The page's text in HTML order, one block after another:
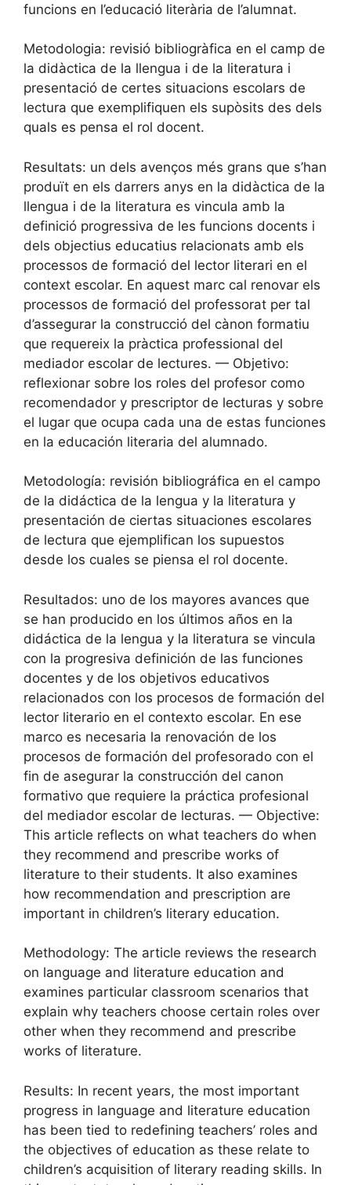
funcions en l’educació literària de l’alumnat.
Metodologia: revisió bibliogràfica en el camp de
la didàctica de la llengua i de la literatura i
presentació de certes situacions escolars de
lectura que exemplifiquen els supòsits des dels
quals es pensa el rol docent.
Resultats: un dels avenços més grans que s’han
produït en els darrers anys en la didàctica de la
llengua i de la literatura es vincula amb la
definició progressiva de les funcions docents i
dels objectius educatius relacionats amb els
processos de formació del lector literari en el
context escolar. En aquest marc cal renovar els
processos de formació del professorat per tal
d’assegurar la construcció del cànon formatiu
que requereix la pràctica professional del
mediador escolar de lectures. — Objetivo:
reflexionar sobre los roles del profesor como
recomendador y prescriptor de lecturas y sobre
el lugar que ocupa cada una de estas funciones
en la educación literaria del alumnado.
Metodología: revisión bibliográfica en el campo
de la didáctica de la lengua y la literatura y
presentación de ciertas situaciones escolares
de lectura que ejemplifican los supuestos
desde los cuales se piensa el rol docente.
Resultados: uno de los mayores avances que
se han producido en los últimos años en la
didáctica de la lengua y la literatura se vincula
con la progresiva definición de las funciones
docentes y de los objetivos educativos
relacionados con los procesos de formación del
lector literario en el contexto escolar. En ese
marco es necesaria la renovación de los
procesos de formación del profesorado con el
fin de asegurar la construcción del canon
formativo que requiere la práctica profesional
del mediador escolar de lecturas. — Objective:
This article reflects on what teachers do when
they recommend and prescribe works of
literature to their students. It also examines
how recommendation and prescription are
important in children’s literary education.
Methodology: The article reviews the research
on language and literature education and
examines particular classroom scenarios that
explain why teachers choose certain roles over
other when they recommend and prescribe
works of literature.
Results: In recent years, the most important
progress in language and literature education
has been tied to redefining teachers’ roles and
the objectives of education as these relate to
children’s acquisition of literary reading skills. In